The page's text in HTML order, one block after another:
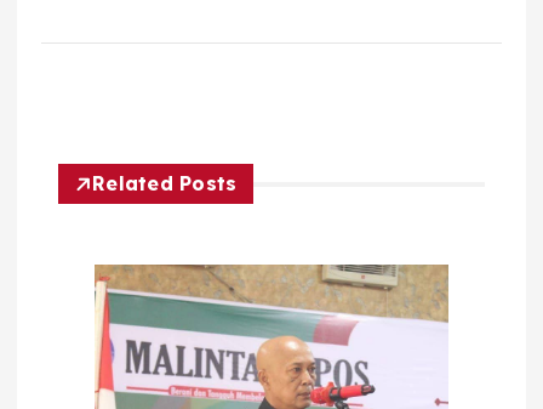
Related Posts